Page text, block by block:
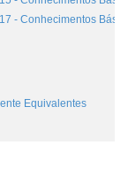
- Conhecimentos
Equivalentes